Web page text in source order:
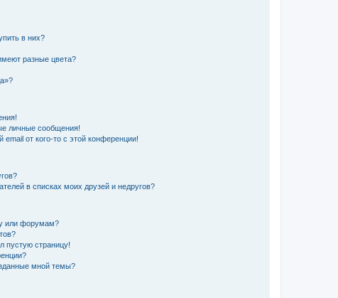
в них?
разные цвета?
личные сообщения!
от кого-то с этой конференции!
в списках моих друзей и недругов?
или форумам?
пустую страницу!
мной темы?